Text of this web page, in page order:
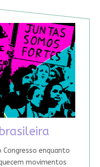
Congresso enquanto
movimentos